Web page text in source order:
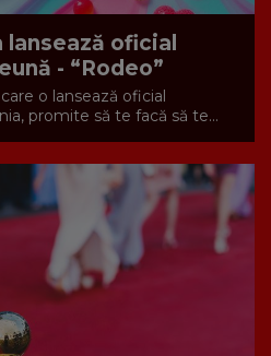
oficial
- “Rodeo”
o lansează oficial
promite să te facă să te...